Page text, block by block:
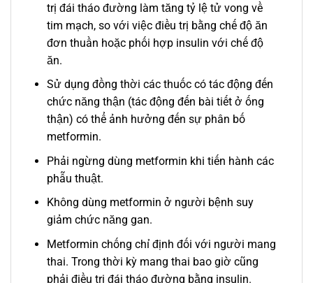
trị đái tháo đường làm tăng tỷ lệ tử vong về
tim mạch, so với việc điều trị bằng chế độ ăn
đơn thuần hoặc phối hợp insulin với chế độ
ăn.
Sử dụng đồng thời các thuốc có tác động đến
chức năng thận (tác động đến bài tiết ở ống
thận) có thể ảnh hưởng đến sự phân bố
metformin.
Phải ngừng dùng metformin khi tiến hành các
phẫu thuật.
Không dùng metformin ở người bệnh suy
giảm chức năng gan.
Metformin chống chỉ định đối với người mang
thai. Trong thời kỳ mang thai bao giờ cũng
phải điều trị đái tháo đường bằng insulin.